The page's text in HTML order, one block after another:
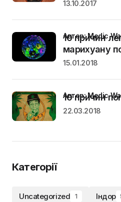
13.10.2017
10 причин
марихуану
Автор: Medic
15.01.2018
10 причин
Автор: Medic
22.03.2018
Категорії
Uncategorized 1 Індор